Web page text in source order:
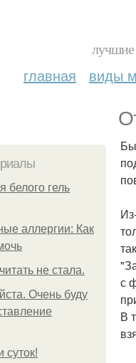
лучшие
главная виды
белого гель
аллергии: Как
не стала.
Очень буду
суток!
с
В